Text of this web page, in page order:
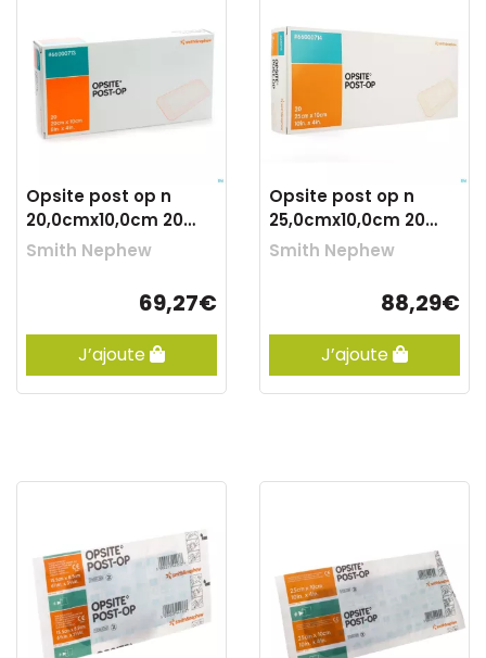
Opsite post op n
20,0cmx10,0cm 20
66000713
Smith Nephew
69,27€
J’ajoute
Opsite post op n
25,0cmx10,0cm 20
66000714
Smith Nephew
88,29€
J’ajoute